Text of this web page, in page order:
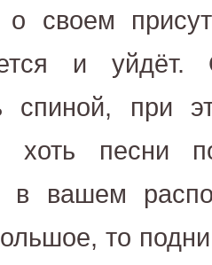
о своем
и уйдёт.
спиной, при
хоть песни
в вашем
то